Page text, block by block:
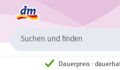
Suchen und finden
Dauerpreis -